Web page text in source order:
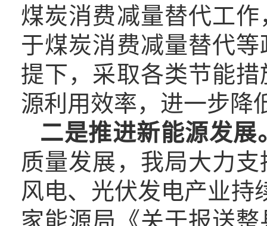
煤炭消费减量替代工
于煤炭消费减量替代等
提下，采取各类节能
源利用效率，进一步降
二是推进新能源发展
质量发展， 我局大力支
风电、光伏发电产业持
家能源局《关于报送